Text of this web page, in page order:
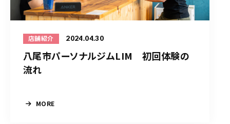
店舗紹介 2024.04.30
八尾市パーソナルジムLIM 初回体験の
流れ
MORE